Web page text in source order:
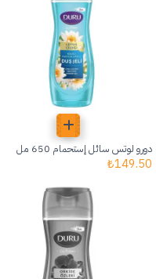
دورو لوتس سائل إستحمام 650 مل
149.50
₺